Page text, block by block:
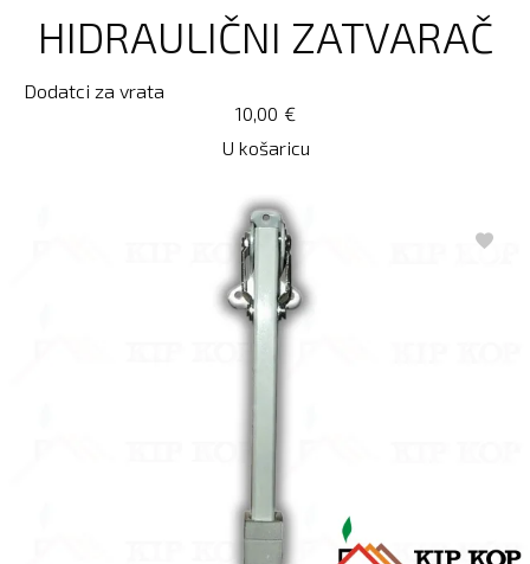
HIDRAULIČNI ZATVARAČ
Dodatci za vrata
€
10,00
U košaricu